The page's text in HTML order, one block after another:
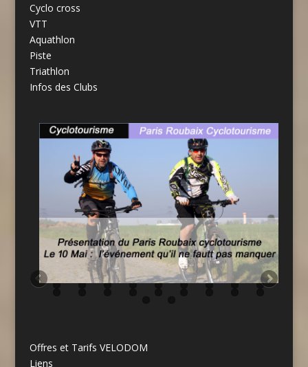
Cyclo cross
VTT
Aquathlon
Piste
Triathlon
Infos des Clubs
Offres et Tarifs VELODOM
Liens